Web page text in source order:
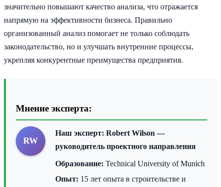
значительно повышают качество анализа, что отражается
напрямую на эффективности бизнеса. Правильно
организованный анализ помогает не только соблюдать
законодательство, но и улучшать внутренние процессы,
укрепляя конкурентные преимущества предприятия.
Мнение эксперта:
RW
Наш эксперт: Robert Wilson —
руководитель проектного направления
Образование: Technical University of Munich
Опыт: 15 лет опыта в строительстве и